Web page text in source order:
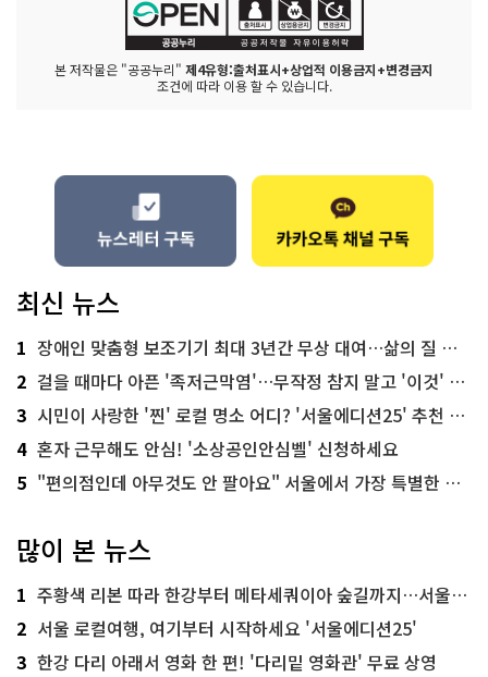
본 저작물은 "공공누리" 제4유형:출처표시+상업적 이용금지+변경금지
조건에 따라 이용 할 수 있습니다.
최신 뉴스
1 장애인 맞춤형 보조기기 최대 3년간 무상 대여…삶의 질 높인다
2 걸을 때마다 아픈 '족저근막염'…무작정 참지 말고 '이것' 해보세요!
3 시민이 사랑한 '찐' 로컬 명소 어디? '서울에디션25' 추천 코스
4 혼자 근무해도 안심! '소상공인안심벨' 신청하세요
5 "편의점인데 아무것도 안 팔아요" 서울에서 가장 특별한 편의점의 정체
많이 본 뉴스
1 주황색 리본 따라 한강부터 메타세쿼이아 숲길까지…서울둘레길 15코스
2 서울 로컬여행, 여기부터 시작하세요 '서울에디션25'
3 한강 다리 아래서 영화 한 편! '다리밑 영화관' 무료 상영